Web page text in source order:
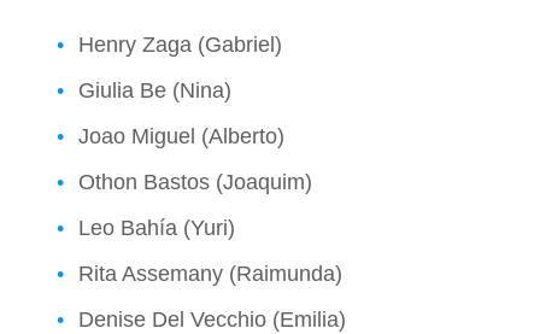
Henry Zaga (Gabriel)
Giulia Be (Nina)
Joao Miguel (Alberto)
Othon Bastos (Joaquim)
Leo Bahía (Yuri)
Rita Assemany (Raimunda)
Denise Del Vecchio (Emilia)